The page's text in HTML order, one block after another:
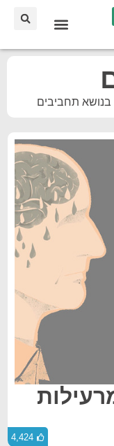
בנושא תחביבים
4,424